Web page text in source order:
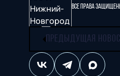
ПРЕДЫДУЩАЯ
Все права